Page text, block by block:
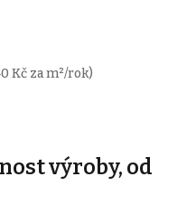
Kč za m²/rok)
výroby, od